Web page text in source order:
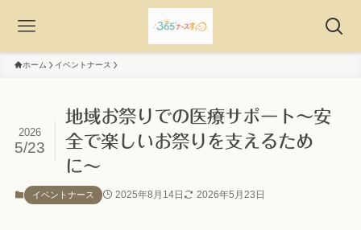
ホーム イベントナース
地域お祭りでの医療サポート〜安
全で楽しいお祭りを支えるため
に〜
2026
5/23
イベントナース 2025年8月14日 2026年5月23日